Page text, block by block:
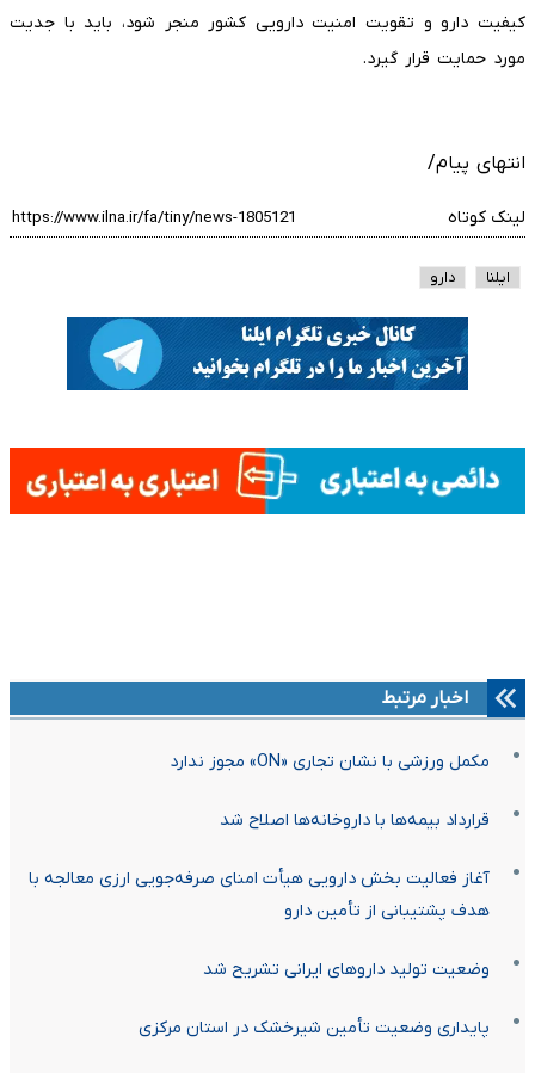
کیفیت دارو و تقویت امنیت دارویی کشور منجر شود، باید با جدیت
مورد حمایت قرار گیرد.
انتهای پیام/
لینک کوتاه
ایلنا دارو
اخبار مرتبط
مکمل ورزشی با نشان تجاری «ON» مجوز ندارد
قرارداد بیمه‌ها با داروخانه‌ها اصلاح شد
آغاز فعالیت بخش دارویی هیأت امنای صرفه‌جویی ارزی معالجه با
هدف پشتیبانی از تأمین دارو
وضعیت تولید دارو‌های ایرانی تشریح شد
پایداری وضعیت تأمین شیرخشک در استان مرکزی